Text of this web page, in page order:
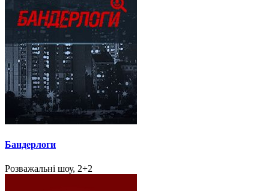
Бандерлоги
Розважальні шоу, 2+2